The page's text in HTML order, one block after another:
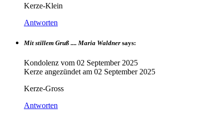
Kerze-Klein
Antworten
Mit stillem Gruß .... Maria Waldner says:
Kondolenz vom 02 September 2025
Kerze angezündet am 02 September 2025
Kerze-Gross
Antworten